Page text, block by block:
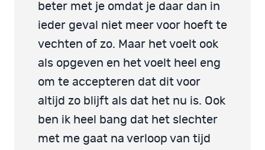
beter met je omdat je daar dan in
ieder geval niet meer voor hoeft te
vechten of zo. Maar het voelt ook
als opgeven en het voelt heel eng
om te accepteren dat dit voor
altijd zo blijft als dat het nu is. Ook
ben ik heel bang dat het slechter
met me gaat na verloop van tijd